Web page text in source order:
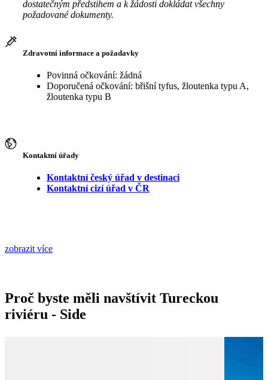
dostatečným předstihem a k žádosti dokládat všechny
požadované dokumenty.
Zdravotní informace a požadavky
Povinná očkování: žádná
Doporučená očkování: břišní tyfus, žloutenka typu A,
žloutenka typu B
Kontaktní úřady
Kontaktní český úřad v destinaci
Kontaktní cizí úřad v ČR
zobrazit více
Proč byste měli navštívit Tureckou
riviéru - Side